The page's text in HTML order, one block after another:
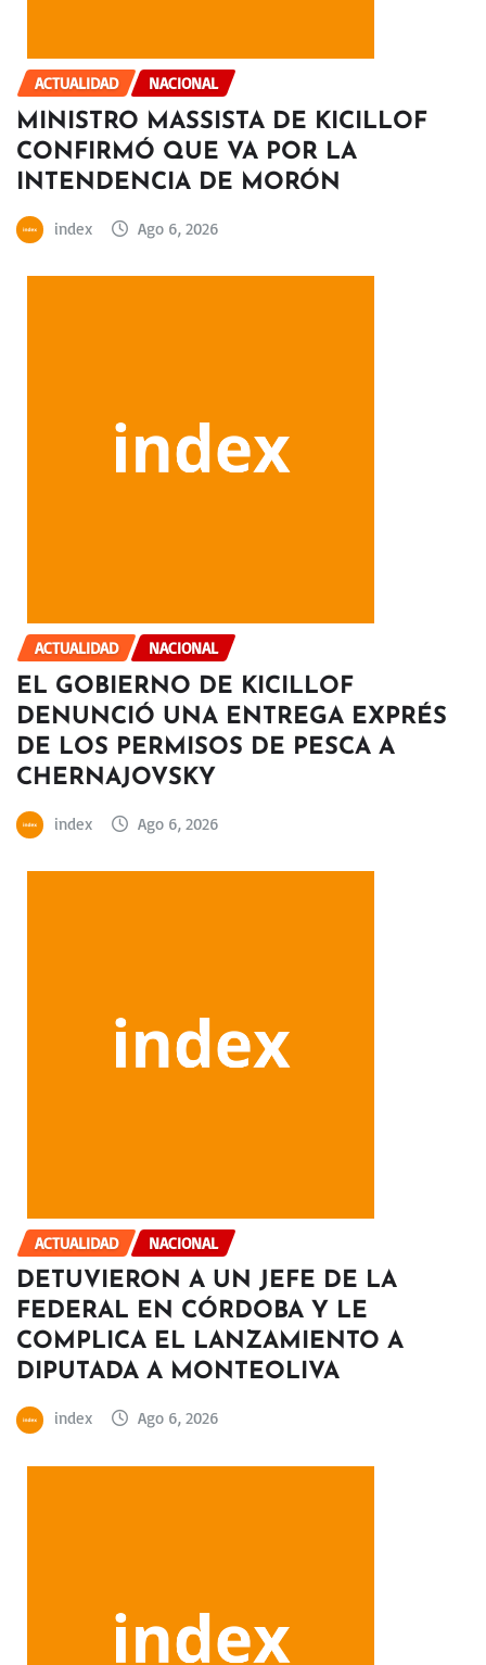
ACTUALIDAD NACIONAL
MINISTRO MASSISTA DE KICILLOF
CONFIRMÓ QUE VA POR LA
INTENDENCIA DE MORÓN
index Ago 6, 2026
ACTUALIDAD NACIONAL
EL GOBIERNO DE KICILLOF
DENUNCIÓ UNA ENTREGA EXPRÉS
DE LOS PERMISOS DE PESCA A
CHERNAJOVSKY
index Ago 6, 2026
ACTUALIDAD NACIONAL
DETUVIERON A UN JEFE DE LA
FEDERAL EN CÓRDOBA Y LE
COMPLICA EL LANZAMIENTO A
DIPUTADA A MONTEOLIVA
index Ago 6, 2026